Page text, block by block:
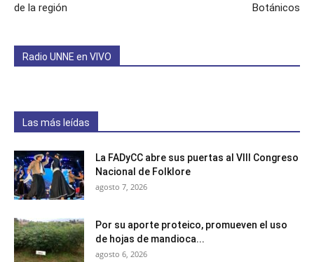
de la región
Botánicos
Radio UNNE en VIVO
Las más leídas
La FADyCC abre sus puertas al VIII Congreso
Nacional de Folklore
agosto 7, 2026
Por su aporte proteico, promueven el uso
de hojas de mandioca...
agosto 6, 2026